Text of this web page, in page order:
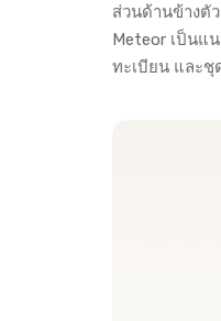
ส่วนด้านข้างตั
Meteor เป็นแ
ทะเบียน และชุ